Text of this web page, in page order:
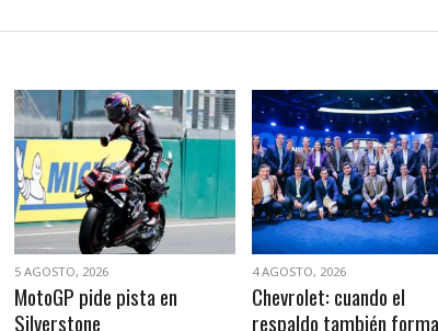
VER NOTA
5 AGOSTO, 2026
MotoGP pide pista en
Silverstone
VER NOTA
4 AGOSTO, 2026
Chevrolet: cuando el
respaldo también forma